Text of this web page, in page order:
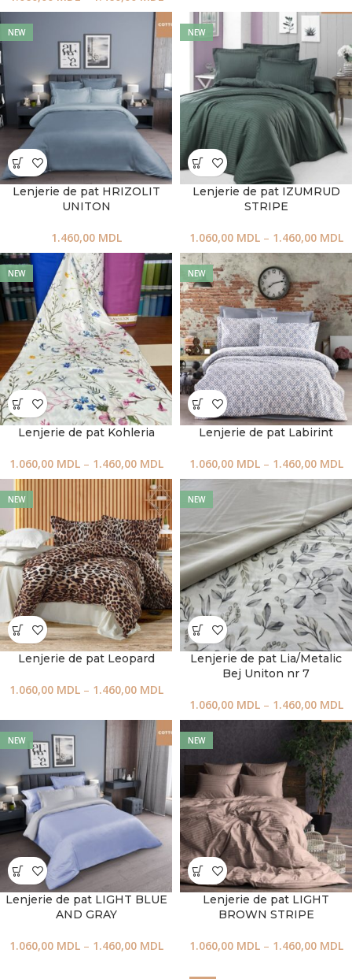
NEW
Lenjerie de pat HRIZOLIT
UNITON
1.460,00 MDL
NEW
Lenjerie de pat IZUMRUD
STRIPE
1.060,00 MDL – 1.460,00 MDL
NEW
Lenjerie de pat Kohleria
1.060,00 MDL – 1.460,00 MDL
NEW
Lenjerie de pat Labirint
1.060,00 MDL – 1.460,00 MDL
NEW
Lenjerie de pat Leopard
1.060,00 MDL – 1.460,00 MDL
NEW
Lenjerie de pat Lia/Metalic
Bej Uniton nr 7
1.060,00 MDL – 1.460,00 MDL
NEW
Lenjerie de pat LIGHT BLUE
AND GRAY
1.060,00 MDL – 1.460,00 MDL
NEW
Lenjerie de pat LIGHT
BROWN STRIPE
1.060,00 MDL – 1.460,00 MDL